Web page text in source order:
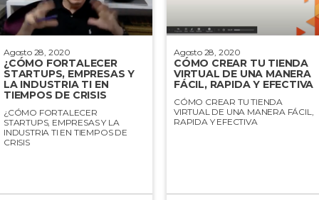
Agosto 28, 2020
¿CÓMO FORTALECER
STARTUPS, EMPRESAS Y
LA INDUSTRIA TI EN
TIEMPOS DE CRISIS
¿CÓMO FORTALECER
STARTUPS, EMPRESAS Y LA
INDUSTRIA TI EN TIEMPOS DE
CRISIS
Agosto 28, 2020
CÓMO CREAR TU TIENDA
VIRTUAL DE UNA MANERA
FÁCIL, RAPIDA Y EFECTIVA
CÓMO CREAR TU TIENDA
VIRTUAL DE UNA MANERA FÁCIL,
RAPIDA Y EFECTIVA